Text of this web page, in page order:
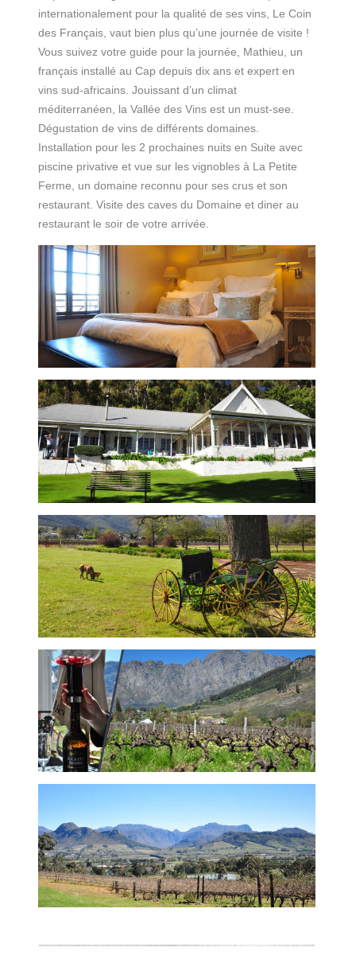
internationalement pour la qualité de ses vins, Le Coin
des Français, vaut bien plus qu’une journée de visite !
Vous suivez votre guide pour la journée, Mathieu, un
français installé au Cap depuis dix ans et expert en
vins sud-africains. Jouissant d’un climat
méditerranéen, la Vallée des Vins est un must-see.
Dégustation de vins de différents domaines.
Installation pour les 2 prochaines nuits en Suite avec
piscine privative et vue sur les vignobles à La Petite
Ferme, un domaine reconnu pour ses crus et son
restaurant. Visite des caves du Domaine et diner au
restaurant le soir de votre arrivée.